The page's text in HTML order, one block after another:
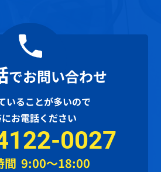
でお問い合わせ
いることが多いので
お電話ください
0027
間 9:00～18:00